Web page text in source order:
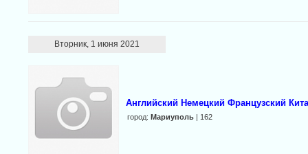
Вторник, 1 июня 2021
Английский Немецкий Французский
город: Мариуполь| 162